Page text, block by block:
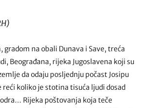
gradom na obali Dunava i Save, treća
Beograđana, rijeka Jugoslavena koji su
da odaju posljednju počast Josipu
reći koliko je stotina tisuća ljudi dosad
Rijeka poštovanja koja teče